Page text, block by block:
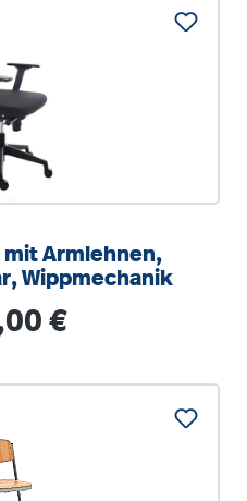
Armlehnen,
Wippmechanik
Preis:
€